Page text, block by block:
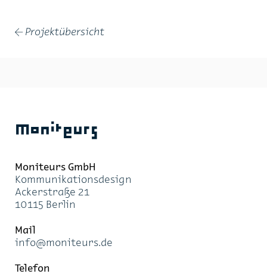
← Projektübersicht
Moniteurs
Moni­teurs GmbH
Kom­mu­ni­ka­ti­ons­de­sign
Acker­stra­ße 21
10115 Ber­lin
Mail
info@mo­ni­teurs.de
Te­le­fon